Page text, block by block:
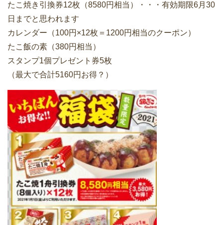
たこ焼き引換券12枚（8580円相当）・・・有効期限6月30
日までと思われます
カレンダー（100円×12枚＝1200円相当のクーポン）
たこ飯の素（380円相当）
スタンプ1個プレゼント券5枚
（最大で合計5160円お得？）